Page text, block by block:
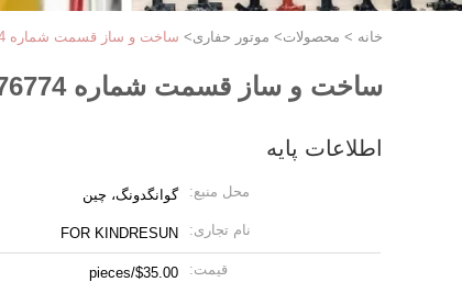
خانه > محصولات> موتور حفاری> ساخت و ساز قسمت شماره 14576774 14514331 حفاری هواگرمکننده موتور انفجاری
ساخت و ساز قسمت شماره 14576774 14514331 حفاری هواگرمکننده موتور انفجاری
اطلاعات پایه
محل منبع: گوانگدونگ، چین
نام تجاری: FOR KINDRESUN
قیمت: $35.00/pieces